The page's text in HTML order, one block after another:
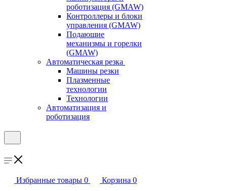
роботизация (GMAW)
Контроллеры и блоки
управления (GMAW)
Подающие
механизмы и горелки
(GMAW)
Автоматическая резка
Машины резки
Плазменные
технологии
Технологии
Автоматизация и
роботизация
Избранные товары 0 Корзина 0